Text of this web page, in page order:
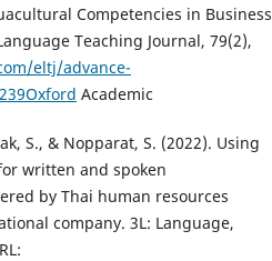
Competencies in Business
Teaching Journal, 79(2),
eltj/advance-
Academic
S., & Nopparat, S. (2022). Using
written and spoken
by Thai human resources
company. 3L: Language,